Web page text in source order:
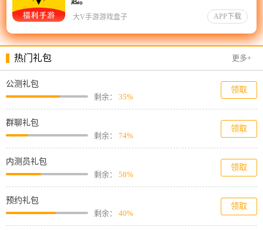
APP下载
大V手游游戏盒子
热门礼包 更多+
公测礼包
剩余： 35%
领取
群聊礼包
剩余： 74%
领取
内测员礼包
剩余： 58%
领取
预约礼包
剩余： 40%
领取